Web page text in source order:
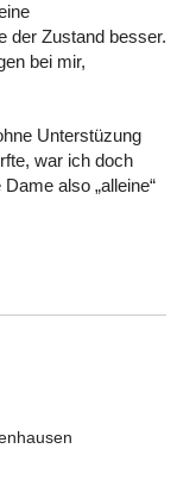
der Zustand besser.
bei mir,
Unterstüzung
war ich doch
also „alleine“